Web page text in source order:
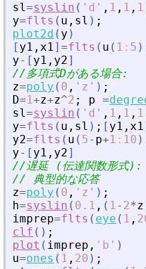
sl=syslin ( ' d ' , 1 , 1 , 1
y=flts ( u , sl ) ;
plot2d ( y )
[ y1 , x1] =flts ( u ( 1 : 5 )
y- [ y1 , y2]
//多項式Dがある場合:
z=poly ( 0 , ' z ' ) ;
D=1+z+z^2 ; p =
sl=syslin ( ' d ' , 1 , 1 , 1
y=flts ( u , sl ) ; [ y1 , x1
y2=flts ( u ( 5- p+1 : 10 )
y- [ y1 , y2]
//遅延 (伝達関数形
// 典型的な応答
z=poly ( 0 , ' z ' ) ;
h=syslin ( 0.1 , ( 1- 2*z
imprep=flts ( eye ( 1 ,
clf ( ) ;
plot ( imprep , ' b ' )
u=ones ( 1 , 20 ) ;